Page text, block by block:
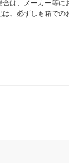
は、メーカー等に
、必ずしも箱で